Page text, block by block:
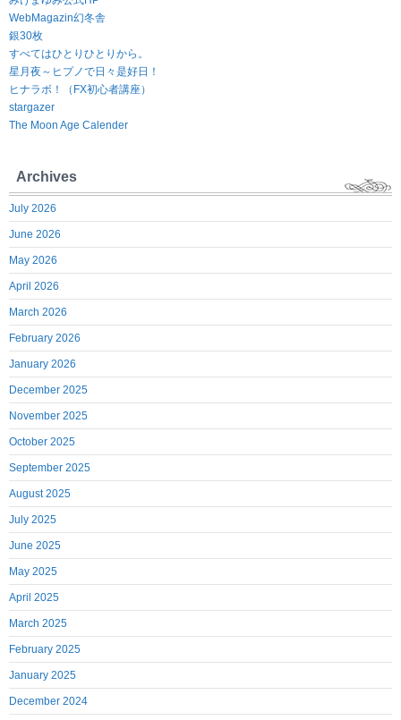
WebMagazin幻冬舎
銀30枚
すべてはひとりひとりから。
星月夜～ヒプノで日々是好日！
ヒナラボ！（FX初心者講座）
stargazer
The Moon Age Calender
Archives
July 2026
June 2026
May 2026
April 2026
March 2026
February 2026
January 2026
December 2025
November 2025
October 2025
September 2025
August 2025
July 2025
June 2025
May 2025
April 2025
March 2025
February 2025
January 2025
December 2024